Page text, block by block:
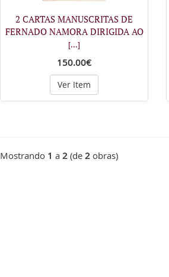
2 CARTAS MANUSCRITAS DE
FERNADO NAMORA DIRIGIDA AO
[...]
150.00€
Ver Item
Mostrando 1 a 2 (de 2 obras)